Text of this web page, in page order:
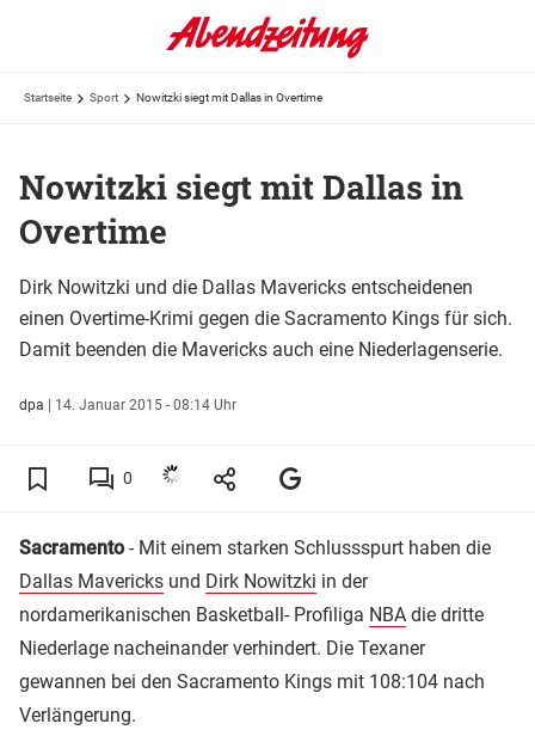
Startseite Sport Nowitzki siegt mit Dallas in Overtime
Nowitzki siegt mit Dallas in
Overtime
Dirk Nowitzki und die Dallas Mavericks entscheidenen
einen Overtime-Krimi gegen die Sacramento Kings für sich.
Damit beenden die Mavericks auch eine Niederlagenserie.
dpa | 14. Januar 2015 - 08:14 Uhr
0
Sacramento - Mit einem starken Schlussspurt haben die
Dallas Mavericks und Dirk Nowitzki in der
nordamerikanischen Basketball- Profiliga NBA die dritte
Niederlage nacheinander verhindert. Die Texaner
gewannen bei den Sacramento Kings mit 108:104 nach
Verlängerung.